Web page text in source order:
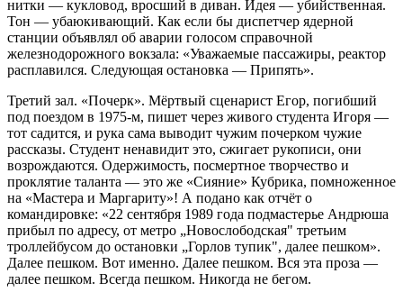
нитки — кукловод, вросший в диван. Идея — убийственная.
Тон — убаюкивающий. Как если бы диспетчер ядерной
станции объявлял об аварии голосом справочной
железнодорожного вокзала: «Уважаемые пассажиры, реактор
расплавился. Следующая остановка — Припять».
Третий зал. «Почерк». Мёртвый сценарист Егор, погибший
под поездом в 1975-м, пишет через живого студента Игоря —
тот садится, и рука сама выводит чужим почерком чужие
рассказы. Студент ненавидит это, сжигает рукописи, они
возрождаются. Одержимость, посмертное творчество и
проклятие таланта — это же «Сияние» Кубрика, помноженное
на «Мастера и Маргариту»! А подано как отчёт о
командировке: «22 сентября 1989 года подмастерье Андрюша
прибыл по адресу, от метро „Новослободская" третьим
троллейбусом до остановки „Горлов тупик", далее пешком».
Далее пешком. Вот именно. Далее пешком. Вся эта проза —
далее пешком. Всегда пешком. Никогда не бегом.